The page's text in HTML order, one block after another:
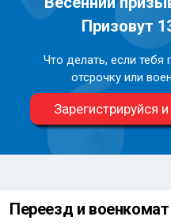
Призовут
Что делать, если
отсрочку или
Зарегистрируйся
Переезд и военкомат